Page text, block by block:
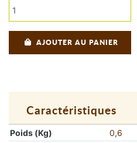
AJOUTER AU PANIER
Caractéristiques
Poids (Kg)
0,6